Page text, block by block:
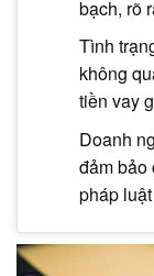
bạch, rõ
Tình
không
tiền vay
Doanh
đảm bảo
pháp